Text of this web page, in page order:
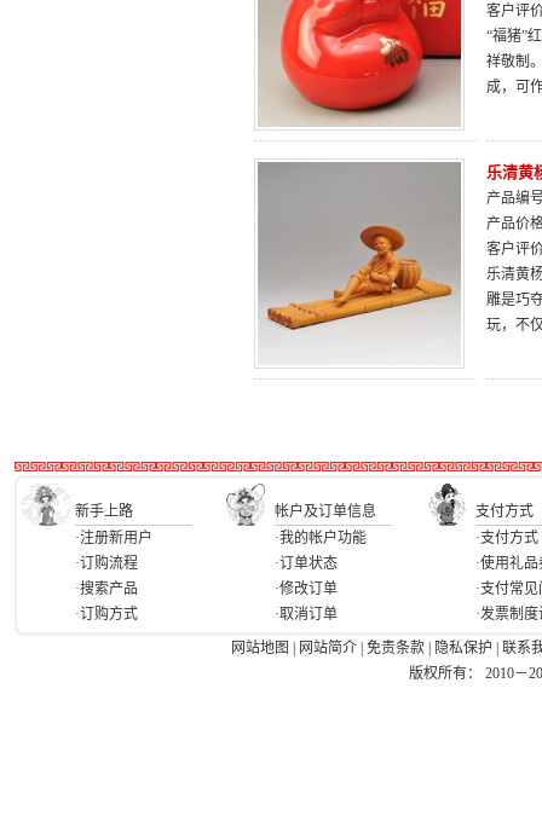
客户评
“福猪”
祥敬制
成，可
乐清黄
产品编
产品价
客户评
乐清黄
雕是巧
玩，不
新手上路 帐户及订单信息
支付方式
·注册新用户
·订购流程
·搜索产品
·订购方式
·我的帐户功能
·订单状态
·修改订单
·取消订单
·支付方式
·使用礼品
·支付常
·发票制
网站地图
网站简介 免责条款 隐私保护
联系
版权所有： 2010－